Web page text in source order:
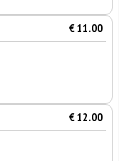
€ 11.00
€ 12.00